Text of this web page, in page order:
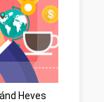
Heves